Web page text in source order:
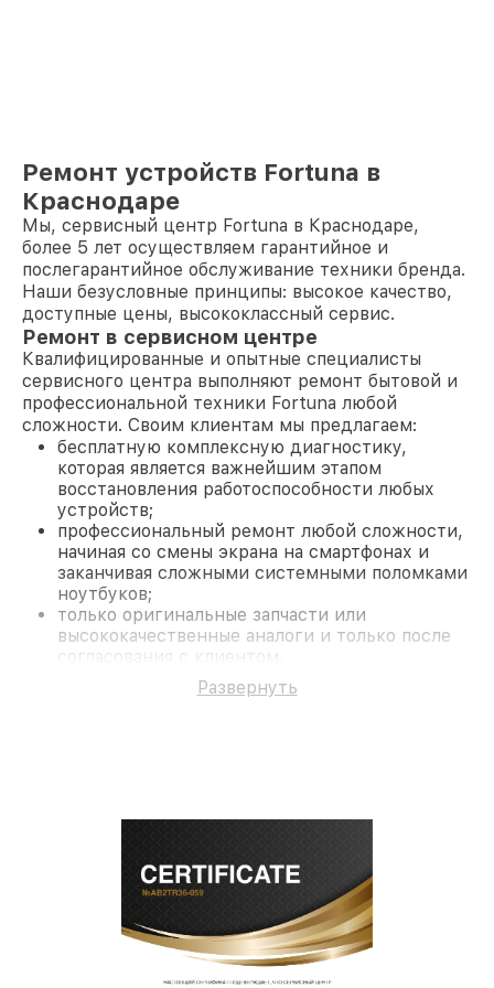
Ремонт устройств Fortuna в
Краснодаре
Мы, сервисный центр Fortuna в Краснодаре,
более 5 лет осуществляем гарантийное и
послегарантийное обслуживание техники бренда.
Наши безусловные принципы: высокое качество,
доступные цены, высококлассный сервис.
Ремонт в сервисном центре
Квалифицированные и опытные специалисты
сервисного центра выполняют ремонт бытовой и
профессиональной техники Fortuna любой
сложности. Своим клиентам мы предлагаем:
бесплатную комплексную диагностику,
которая является важнейшим этапом
восстановления работоспособности любых
устройств;
профессиональный ремонт любой сложности,
начиная со смены экрана на смартфонах и
заканчивая сложными системными поломками
ноутбуков;
только оригинальные запчасти или
высококачественные аналоги и только после
согласования с клиентом.
На все работы и замененные комплектующие
предоставляется длительная гарантия. В случае
современное оборудование и
лицензированное ПО в ремонтно-
диагностических мастерских;
собственный склад комплектующих, что
позволяет сократить сроки
восстановительных работ;
Развернуть